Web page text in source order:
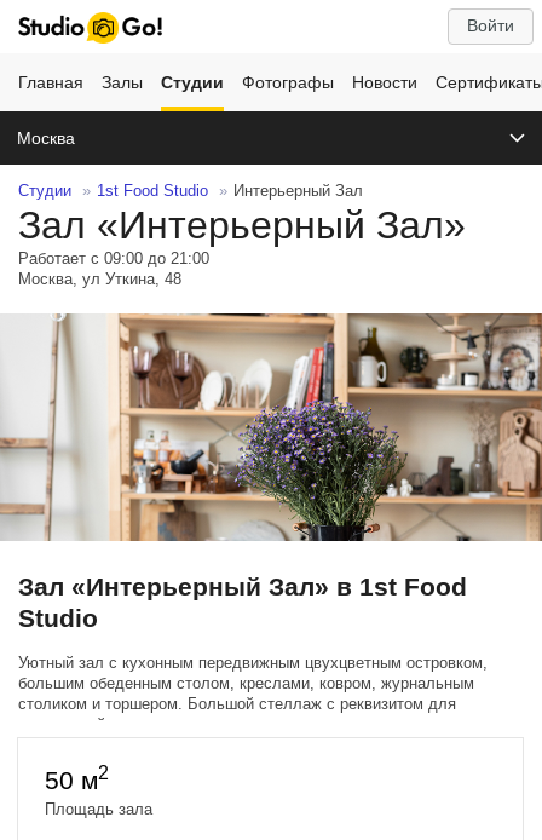
Войти
Главная Залы Студии Фотографы Новости
Москва
Студии 1st Food Studio Интерьерный Зал
Зал «Интерьерный Зал»
Работает с 09:00 до 21:00
Москва, ул Уткина, 48
Зал «Интерьерный Зал» в 1st Food
Studio
Уютный зал с кухонным передвижным цвухцветным островком,
большим обеденным столом, креслами, ковром, журнальным
столиком и торшером. Большой стеллаж с реквизитом для
предметной съемки.
Соединен большим проемом с фактурной дверью с залом Кухня
возможно объединить два зала. Цена - 2500 в час
50 м2
Площадь зала